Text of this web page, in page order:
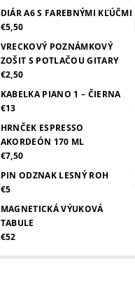
DIÁR A6 S FAREBNÝMI KĽÚČMI
€5,50
VRECKOVÝ POZNÁMKOVÝ
ZOŠIT S POTLAČOU GITARY
€2,50
KABELKA PIANO 1 – ČIERNA
€13
HRNČEK ESPRESSO
AKORDEÓN 170 ML
€7,50
PIN ODZNAK LESNÝ ROH
€5
MAGNETICKÁ VÝUKOVÁ
TABULE
€52